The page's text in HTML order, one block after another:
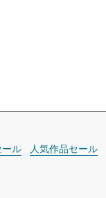
ール 人気作品セール